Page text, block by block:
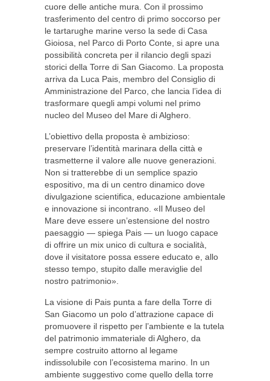
cuore delle antiche mura. Con il prossimo
trasferimento del centro di primo soccorso per
le tartarughe marine verso la sede di Casa
Gioiosa, nel Parco di Porto Conte, si apre una
possibilità concreta per il rilancio degli spazi
storici della Torre di San Giacomo. La proposta
arriva da Luca Pais, membro del Consiglio di
Amministrazione del Parco, che lancia l’idea di
trasformare quegli ampi volumi nel primo
nucleo del Museo del Mare di Alghero.
L’obiettivo della proposta è ambizioso:
preservare l’identità marinara della città e
trasmetterne il valore alle nuove generazioni.
Non si tratterebbe di un semplice spazio
espositivo, ma di un centro dinamico dove
divulgazione scientifica, educazione ambientale
e innovazione si incontrano. «Il Museo del
Mare deve essere un’estensione del nostro
paesaggio — spiega Pais — un luogo capace
di offrire un mix unico di cultura e socialità,
dove il visitatore possa essere educato e, allo
stesso tempo, stupito dalle meraviglie del
nostro patrimonio».
La visione di Pais punta a fare della Torre di
San Giacomo un polo d’attrazione capace di
promuovere il rispetto per l’ambiente e la tutela
del patrimonio immateriale di Alghero, da
sempre costruito attorno al legame
indissolubile con l’ecosistema marino. In un
ambiente suggestivo come quello della torre